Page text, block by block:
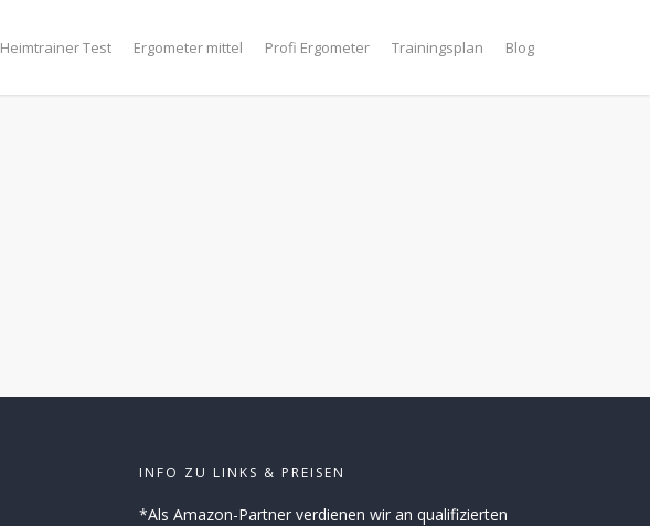
Heimtrainer Test Ergometer mittel Profi Ergometer Trainingsplan Blog
INFO ZU LINKS & PREISEN
*Als Amazon-Partner verdienen wir an qualifizierten